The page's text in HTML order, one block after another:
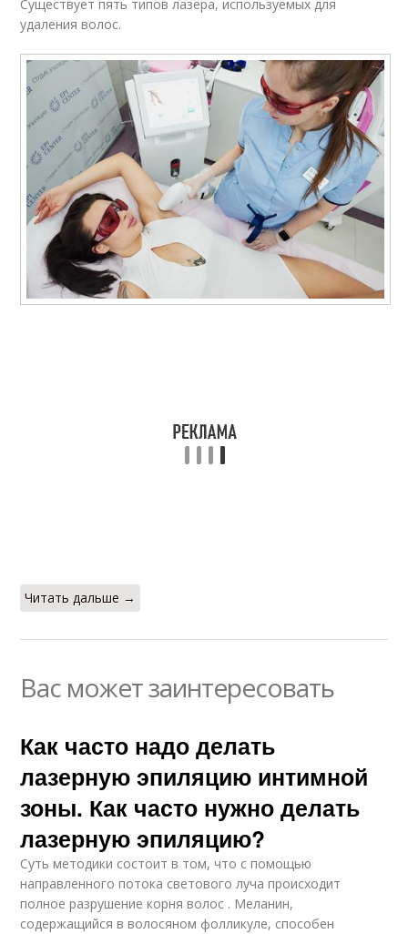
Существует пять типов лазера, используемых для
удаления волос.
Читать дальше →
Вас может заинтересовать
Как часто надо делать
лазерную эпиляцию интимной
зоны. Как часто нужно делать
лазерную эпиляцию?
Суть методики состоит в том, что с помощью
направленного потока светового луча происходит
полное разрушение корня волос . Меланин,
содержащийся в волосяном фолликуле, способен